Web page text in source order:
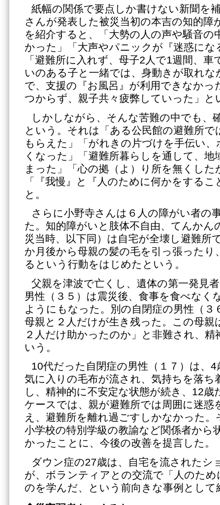
紙幅の関係で要点しか書けない新聞を
さんが発表した被災当初の本吉の知的障
を紹介すると、「大勢の人の声や騒音の
かった」「大声やパニックが『迷惑にな
「避難所に入れず、母子2人で1週間、
いのある子と一緒では、身動きが取れな
で、支援の『お風呂』が利用できなかっ
つからず、親子共々疲弊していった」と
しかしながら、そんな苦難の中でも、
という。それは「ある公民館の避難所で
もらえた」「がれきの片づけを手伝い
くなった」「避難所暮らしを通して、地
まった」「心の拠（よ）り所を無くした
「『我慢』と『人のために何かをする
と。
さらに小野寺さんは６人の障がい者の
た。知的障がいと肢体不自由、てんかん
災当時、以下同）は自宅が全壊し避難所
か月後から母親の髪の毛を引っ張ったり
るという行動をはじめたという。
父親を津波で亡くし、遺体の第一発見
男性（３５）は震災後、食事を食べなく
ようにもなった。別の自閉症の男性（３
母親と２人だけが生き残った。この母親
２人だけ助かったのか」と非難され、精
いう。
10代だった自閉症の男性（１７）は、
気に入りの毛布が流され、気持ちを落ち
し、精神的に不安定な状態が続き、12歳
ケースでは、親が避難所では周囲に迷惑
え、避難所を離れ過ごすしかなかった
小学校の特別学級の教諭など関係者から
かったことに、今後の改善を提言した。
ダウン症の27歳は、自宅を流されたシ
が、ボランティアとの交流で「人のた
のを学んだ、という前向きな事例として